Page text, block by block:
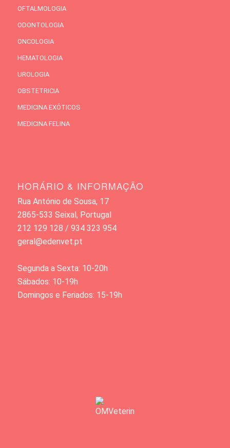
OFTALMOLOGIA
ODONTOLOGIA
ONCOLOGIA
HEMATOLOGIA
UROLOGIA
OBSTETRICIA
MEDICINA EXÓTICOS
MEDICINA FELINA
HORÁRIO & INFORMAÇÃO
Rua António de Sousa, 17
2865-533 Seixal, Portugal
212 129 128 / 934 323 954
geral@edenvet.pt
Segunda a Sexta: 10-20h
Sábados: 10-19h
Domingos e Feriados: 15-19h